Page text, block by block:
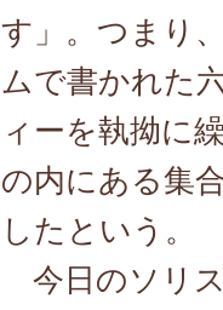
す」。つまり
ムで書かれた
ィーを執拗に
の内にある集
したという。
今日のソリ